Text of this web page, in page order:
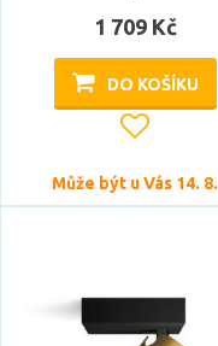
1 709 Kč
DO KOŠÍKU
Může být u Vás 14. 8.